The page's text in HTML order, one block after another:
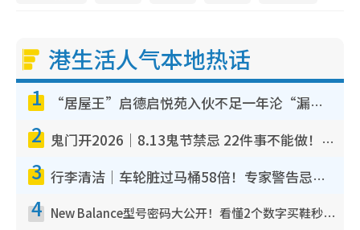
港生活人气本地热话
1 “居屋王”启德启悦苑入伙不足一年沦“漏水之王”！插座喷火花致大停电 多户业主全屋家电报废
2 鬼门开2026｜8.13鬼节禁忌 22件事不能做！烧肉、刺身要少食？半夜勿吹口哨/打给个电话
3 行李清洁｜车轮脏过马桶58倍！专家警告忌用酒精擦 教1招免脏手除菌
4 New Balance型号密码大公开！看懂2个数字买鞋秒知功能免中伏 附5大热门鞋款